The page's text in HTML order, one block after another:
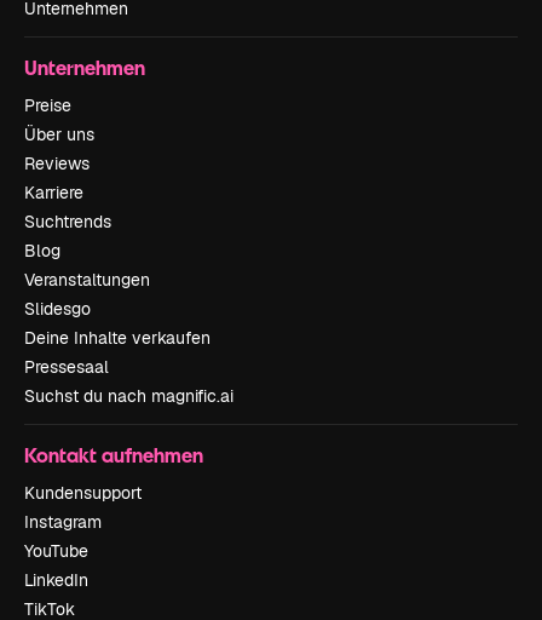
Unternehmen
Unternehmen
Preise
Über uns
Reviews
Karriere
Suchtrends
Blog
Veranstaltungen
Slidesgo
Deine Inhalte verkaufen
Pressesaal
Suchst du nach magnific.ai
Kontakt aufnehmen
Kundensupport
Instagram
YouTube
LinkedIn
TikTok